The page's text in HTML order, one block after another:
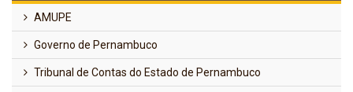
AMUPE
Governo de Pernambuco
Tribunal de Contas do Estado de Pernambuco